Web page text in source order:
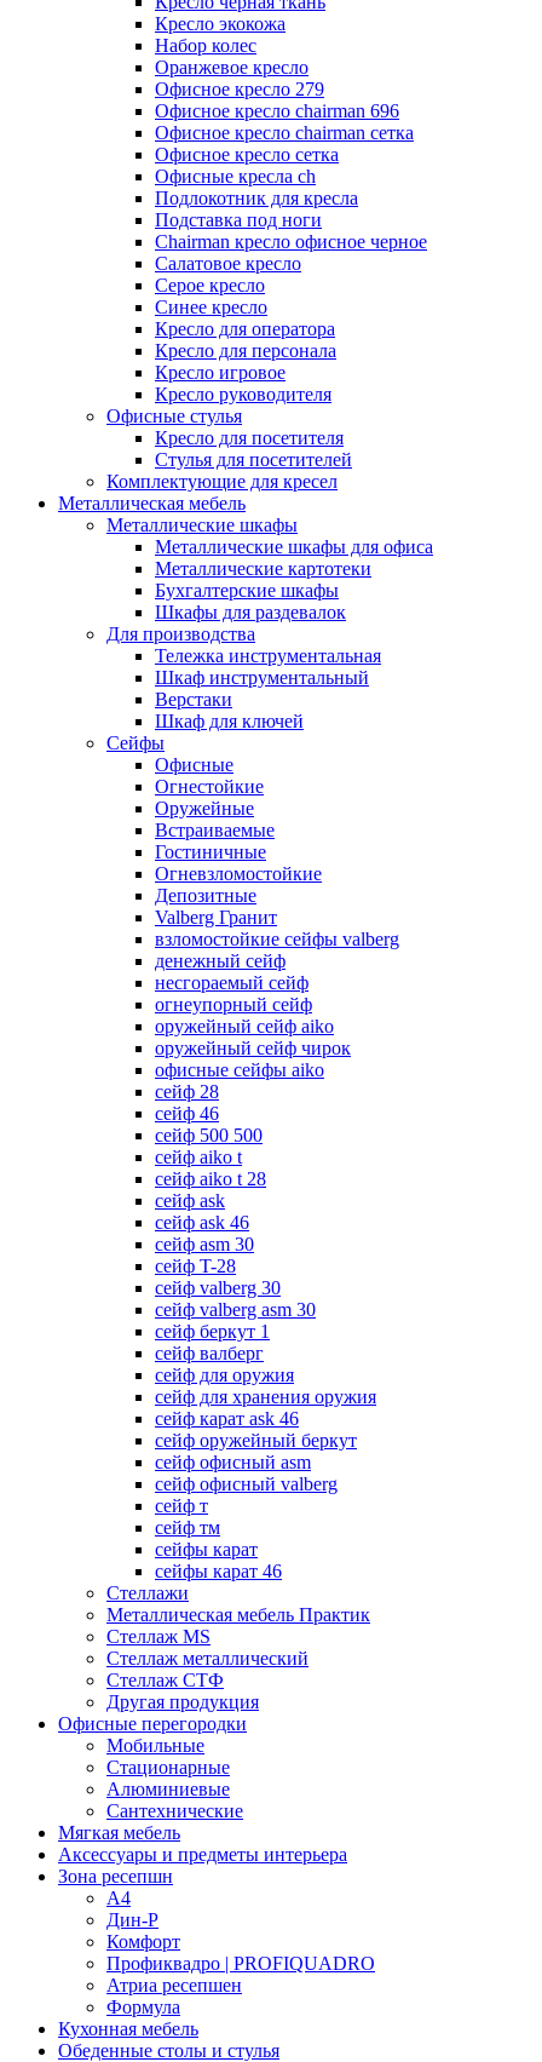
Кресло экокожа
Набор колес
Оранжевое кресло
Офисное кресло 279
Офисное кресло chairman 696
Офисное кресло chairman сетка
Офисное кресло сетка
Офисные кресла ch
Подлокотник для кресла
Подставка под ноги
Сhairman кресло офисное черное
Салатовое кресло
Серое кресло
Синее кресло
Кресло для оператора
Кресло для персонала
Кресло игровое
Кресло руководителя
Офисные стулья
Кресло для посетителя
Стулья для посетителей
Комплектующие для кресел
Металлическая мебель
Металлические шкафы
Металлические шкафы для офиса
Металлические картотеки
Бухгалтерские шкафы
Шкафы для раздевалок
Для производства
Тележка инструментальная
Шкаф инструментальный
Верстаки
Шкаф для ключей
Сейфы
Офисные
Огнестойкие
Оружейные
Встраиваемые
Гостиничные
Огневзломостойкие
Депозитные
Valberg Гранит
взломостойкие сейфы valberg
денежный сейф
несгораемый сейф
огнеупорный сейф
оружейный сейф aiko
оружейный сейф чирок
офисные сейфы aiko
сейф 28
сейф 46
сейф 500 500
сейф aiko t
сейф aiko t 28
сейф ask
сейф ask 46
сейф asm 30
сейф T-28
сейф valberg 30
сейф valberg asm 30
сейф беркут 1
сейф валберг
сейф для оружия
сейф для хранения оружия
сейф карат ask 46
сейф оружейный беркут
сейф офисный asm
сейф офисный valberg
сейф т
сейф тм
сейфы карат
сейфы карат 46
Стеллажи
Металлическая мебель Практик
Стеллаж MS
Стеллаж металлический
Стеллаж СТФ
Другая продукция
Офисные перегородки
Мобильные
Стационарные
Алюминиевые
Сантехнические
Мягкая мебель
Аксессуары и предметы интерьера
Зона ресепшн
А4
Дин-Р
Комфорт
Профиквадро | PROFIQUADRO
Атриа ресепшен
Формула
Кухонная мебель
Обеденные столы и стулья